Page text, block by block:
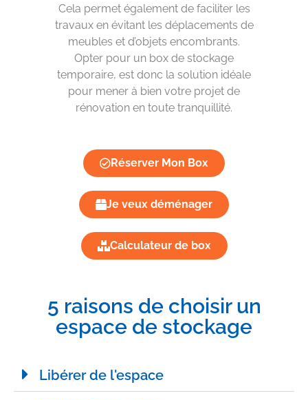
Cela permet également de faciliter les
travaux en évitant les déplacements de
meubles et d’objets encombrants.
Opter pour un box de stockage
temporaire, est donc la solution idéale
pour mener à bien votre projet de
rénovation en toute tranquillité.
Réserver Mon Box
Je veux déménager
Calculateur de box
5 raisons de choisir un
espace de stockage
Libérer de l'espace